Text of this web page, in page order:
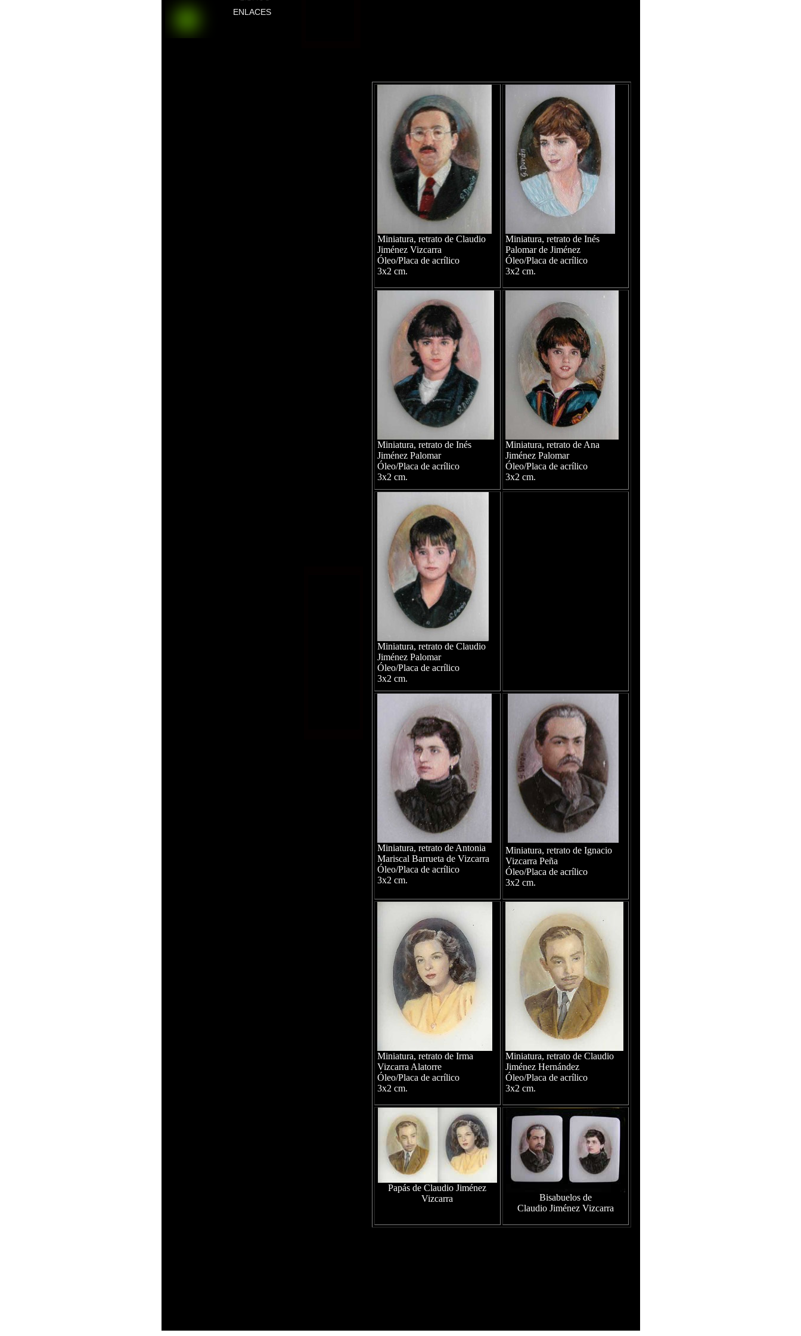
ENLACES
Miniatura, retrato de Claudio
Jiménez Vizcarra
Óleo/Placa de acrílico
3x2 cm.
Miniatura, retrato de Inés
Palomar de Jiménez
Óleo/Placa de acrílico
3x2 cm.
Miniatura, retrato de Inés
Jiménez Palomar
Óleo/Placa de acrílico
3x2 cm.
Miniatura, retrato de Ana
Jiménez Palomar
Óleo/Placa de acrílico
3x2 cm.
Miniatura, retrato de Claudio
Jiménez Palomar
Óleo/Placa de acrílico
3x2 cm.
Miniatura, retrato de Antonia
Mariscal Barrueta de Vizcarra
Óleo/Placa de acrílico
3x2 cm.
Miniatura, retrato de Ignacio
Vizcarra Peña
Óleo/Placa de acrílico
3x2 cm.
Miniatura, retrato de Irma
Vizcarra Alatorre
Óleo/Placa de acrílico
3x2 cm.
Miniatura, retrato de Claudio
Jiménez Hernández
Óleo/Placa de acrílico
3x2 cm.
Papás de Claudio Jiménez
Vizcarra
Bisabuelos de
Claudio Jiménez Vizcarra